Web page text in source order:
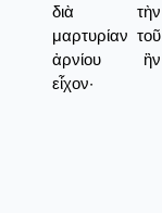
διὰ τὴν
μαρτυρίαν τοῦ
ἀρνίου ἣν
εἶχον·